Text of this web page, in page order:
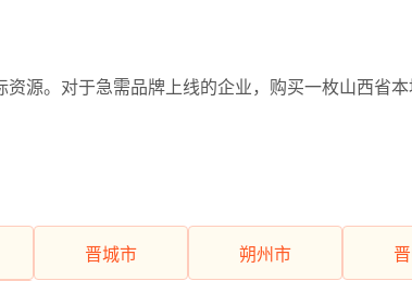
源。对于急需品牌上线的企业，购买一枚山西省
晋城市 朔州市